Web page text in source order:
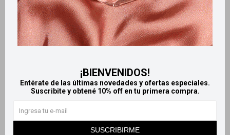
¡BIENVENIDOS!
Entérate de las últimas novedades y ofertas especiales.
Suscribite y obtené 10% off en tu primera compra.
SUSCRIBIRME
Llega en2 HS
Tapabocas x3
Llega en2 HS